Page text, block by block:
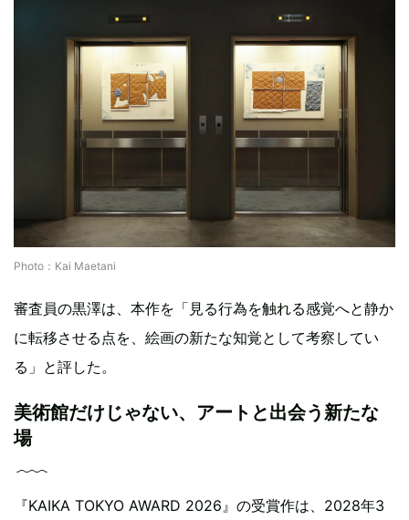
Photo：Kai Maetani
審査員の黒澤は、本作を「見る行為を触れる感覚へと静か
に転移させる点を、絵画の新たな知覚として考察してい
る」と評した。
美術館だけじゃない、アートと出会う新たな
場
『KAIKA TOKYO AWARD 2026』の受賞作は、2028年3